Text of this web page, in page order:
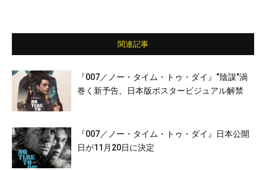
関連記事
『007／ノー・タイム・トゥ・ダイ』“陰謀”渦
巻く新予告、日本版ポスタービジュアル解禁
『007／ノー・タイム・トゥ・ダイ』日本公開
日が11月20日に決定